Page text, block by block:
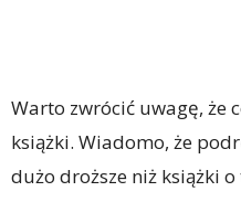
Warto zwrócić uwagę, że
książki. Wiadomo, że
dużo droższe niż książki